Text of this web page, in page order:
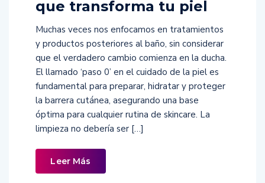
que transforma tu piel
Muchas veces nos enfocamos en tratamientos
y productos posteriores al baño, sin considerar
que el verdadero cambio comienza en la ducha.
El llamado ‘paso 0’ en el cuidado de la piel es
fundamental para preparar, hidratar y proteger
la barrera cutánea, asegurando una base
óptima para cualquier rutina de skincare. La
limpieza no debería ser […]
Leer Más